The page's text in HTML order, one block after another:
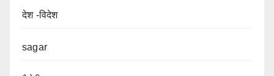
देश -विदेश
sagar